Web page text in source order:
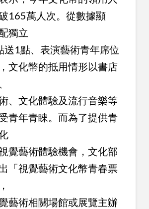
165萬人次。從數據顯
獨立
送1點、表演藝術青年席位
文化幣的抵用情形以書店
、文化體驗及流行音樂等
青年青睞。而為了提供青
覺藝術體驗機會，文化部
「視覺藝術文化幣青春票
藝術相關場館或展覽主辦